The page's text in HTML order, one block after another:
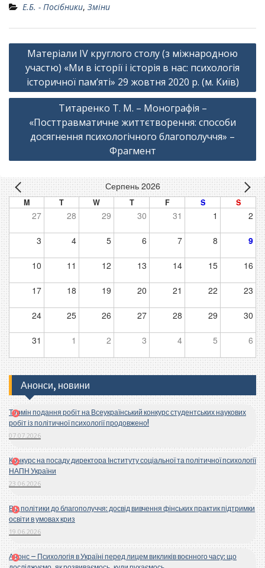
Е.Б. - Посібники, Зміни
Навігація
записів
Матеріали IV круглого столу (з міжнародною
участю) «Ми в історії і історія в нас: психологія
історичної пам’яті» 29 жовтня 2020 р. (м. Київ)
Титаренко Т. М. – Монографія –
«Посттравматичне життєтворення: способи
досягнення психологічного благополуччя» –
Фрагмент
Серпень 2026
M T W T F S S
27 28 29 30 31 1 2
3 4 5 6 7 8 9
10 11 12 13 14 15 16
17 18 19 20 21 22 23
24 25 26 27 28 29 30
31 1 2 3 4 5 6
Анонси, новини
Термін подання робіт на Всеукраїнський конкурс студентських наукових
робіт із політичної психології продовжено!
07.07.2026
Конкурс на посаду директора Інституту соціальної та політичної психології
НАПН України
23.06.2026
Від політики до благополуччя: досвід вивчення фінських практик підтримки
освіти в умовах криз
19.06.2026
Анонс – Психологія в Україні перед лицем викликів воєнного часу: що